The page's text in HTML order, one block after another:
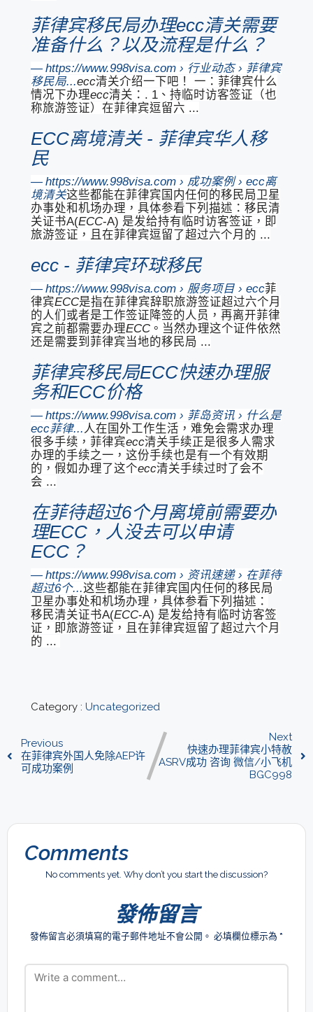
菲律宾移民局办理ecc清关需要
准备什么？以及流程是什么？
https://www.998visa.com › 行业动态 › 菲律宾
移民局...ecc清关介绍一下吧！ 一：菲律宾什么
情况下办理ecc清关：. 1、持临时访客签证（也
称旅游签证）在菲律宾逗留六 ...
ECC离境清关 - 菲律宾华人移
民
https://www.998visa.com › 成功案例 › ecc离
境清关这些都能在菲律宾国内任何的移民局卫星
办事处和机场办理，具体参看下列描述：移民清
关证书A(ECC-A) 是发给持有临时访客签证，即
旅游签证，且在菲律宾逗留了超过六个月的 ...
ecc - 菲律宾环球移民
https://www.998visa.com › 服务项目 › ecc菲
律宾ECC是指在菲律宾辞职旅游签证超过六个月
的人们或者是工作签证降签的人员，再离开菲律
宾之前都需要办理ECC。当然办理这个证件依然
还是需要到菲律宾当地的移民局 ...
菲律宾移民局ECC快速办理服
务和ECC价格
https://www.998visa.com › 菲岛资讯 › 什么是
ecc菲律... 人在国外工作生活，难免会需求办理
很多手续，菲律宾ecc清关手续正是很多人需求
办理的手续之一，这份手续也是有一个有效期
的，假如办理了这个ecc清关手续过时了会不
会 ...
在菲待超过6个月离境前需要办
理ECC，人没去可以申请
ECC？
https://www.998visa.com › 资讯速递 › 在菲待
超过6个...这些都能在菲律宾国内任何的移民局
卫星办事处和机场办理，具体参看下列描述：
移民清关证书A(ECC-A) 是发给持有临时访客签
证，即旅游签证，且在菲律宾逗留了超过六个月
的 ...
Category : Uncategorized
Previous
在菲律宾外国人免除AEP许
可成功案例
Next
快速办理菲律宾小特赦
ASRV成功 咨询 微信/小飞机
BGC998
Comments
No comments yet. Why don’t you start the discussion?
發佈留言
發佈留言必須填寫的電子郵件地址不會公開。 必填欄位標示為 *